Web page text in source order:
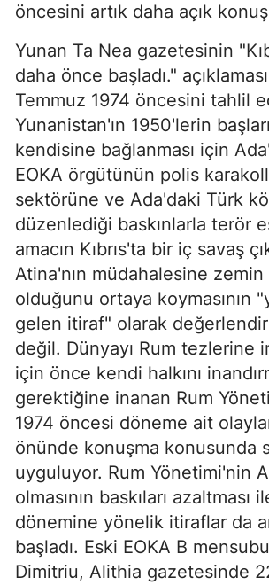
öncesini artık daha açık
Yunan Ta Nea gazetesinin
daha önce başladı."
Temmuz 1974 öncesini tahlil
Yunanistan'ın 1950'lerin
kendisine bağlanması için
EOKA örgütünün polis
sektörüne ve Ada'daki Türk
düzenlediği baskınlarla terör
amacın Kıbrıs'ta bir iç savaş
Atina'nın müdahalesine zemin
olduğunu ortaya koymasının
gelen itiraf" olarak
değil. Dünyayı Rum tezlerine
için önce kendi halkını
gerektiğine inanan Rum
1974 öncesi döneme ait
önünde konuşma konusunda
uyguluyor. Rum Yönetimi'nin
olmasının baskıları azaltması
dönemine yönelik itiraflar da
başladı. Eski EOKA B
Dimitriu, Alithia gazetesinde